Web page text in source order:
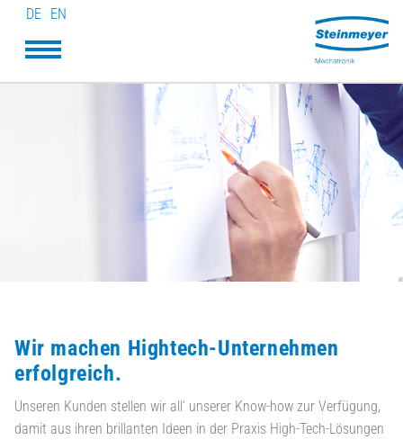
DE EN
Wir machen Hightech-Unternehmen
erfolgreich.
Unseren Kunden stellen wir all‘ unserer Know-how zur Verfügung,
damit aus ihren brillanten Ideen in der Praxis High-Tech-Lösungen